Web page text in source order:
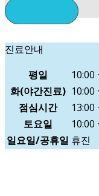
진료안내
평일
10:00
화(야간진료) 10:00
점심시간
13:00
토요일
10:00
일요일/공휴일 휴진